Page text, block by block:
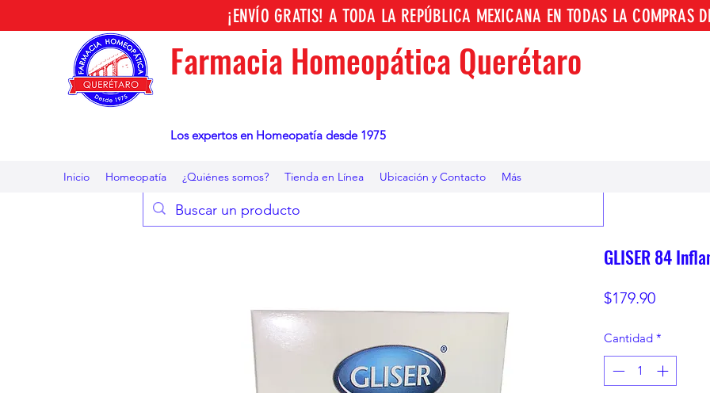
Farmacia Homeopática Querétaro
Los expertos en Homeopatía desde 1975
Inicio Homeopatía ¿Quiénes somos? Tienda en Línea Ubicación y Contacto Más
¡ENVÍO GRATIS! A TODA LA REPÚBLICA MEXICANA EN TODAS LA COMPRAS
GLISER 84
$179.90Precio
Cantidad *